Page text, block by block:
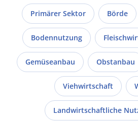
Primärer Sektor Börde
Bodennutzung
Gemüseanbau Obstanbau
Viehwirtschaft
Landwirtschaftliche